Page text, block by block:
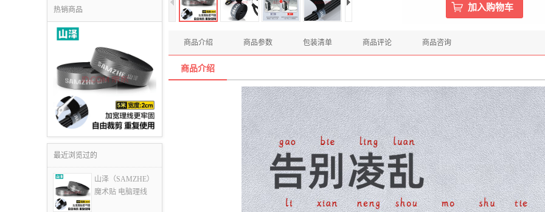
热销商品
最近浏览过的
山泽（SAMZHE）
魔术贴 电脑理线
商品介绍 商品参数 包装清单 商品评论 商品咨询
商品介绍